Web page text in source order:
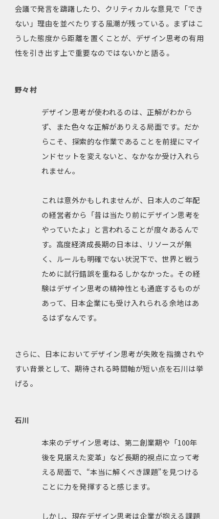
会議で発言を躊躇したり、クリティカルな意見で「でき
ない」理由を並べたりする風潮が残っている。まずはこ
うした態度から距離を置くことが、デザイン思考の有用
性を引き出す上で重要なのではないかと語る。
野々村
デザイン思考が使われるのは、正解がわから
ず、また色々な正解がありえる局面です。だか
らこそ、探索的な作業であることを前提にマイ
ンドセットを変えないと、なかなか受け入れら
れません。
これは意外かもしれませんが、日本人のご年配
の経営者から「昔は当たり前にデザイン思考を
やっていたよ」と言われることが度々あるんで
す。高度経済成長期の日本は、リソースが無
く、ルールも明確でない状況下で、世界と戦う
ために試行錯誤を重ねるしかなかった。その経
験はデザイン思考の精神性とも通底するものが
あって、日本企業にも受け入れられる余地はあ
るはずなんです。
さらに、日本においてデザイン思考が失敗を指摘されや
すい背景として、期待される時間軸が短い点を石川は挙
げる。
石川
本来のデザイン思考は、第二創業期や「100年
後を見据えた変革」など長期的視点に立って考
える局面で、“本当に解くべき課題”を見つける
ことに力を発揮すると感じます。
しかし、現在デザイン思考は企業が抱える課題